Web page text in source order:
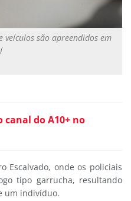
veículos são apreendidos em
canal do A10+ no
Escalvado, onde os policiais
tipo garrucha, resultando
um indivíduo.